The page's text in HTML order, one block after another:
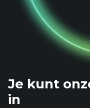
Je kunt
in